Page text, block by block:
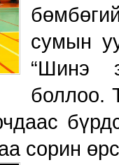
сумын
“Шинэ
боллоо.
сорин